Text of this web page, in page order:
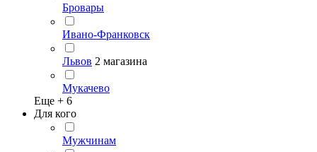
Бровары
Ивано-Франковск
Львов 2 магазина
Мукачево
Еще + 6
Для кого
Мужчинам